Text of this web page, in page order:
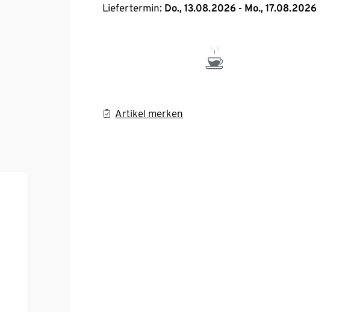
Liefertermin: Do., 13.08.2026 - Mo., 17.08.2026
Artikel merken